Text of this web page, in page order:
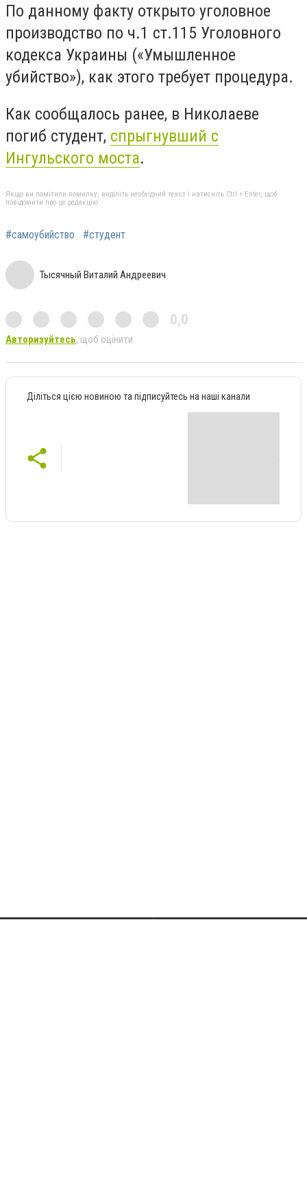
По данному факту открыто уголовное
производство по ч.1 ст.115 Уголовного
кодекса Украины («Умышленное
убийство»), как этого требует процедура.
Как сообщалось ранее, в Николаеве
погиб студент, спрыгнувший с
Ингульского моста.
Якщо ви помітили помилку, виділіть необхідний текст і натисніть Ctrl + Enter, щоб
повідомити про це редакцію
#самоубийство #студент
Тысячный Виталий Андреевич
0,0
Авторизуйтесь, щоб оцінити
Діліться цією новиною та підписуйтесь на наші канали